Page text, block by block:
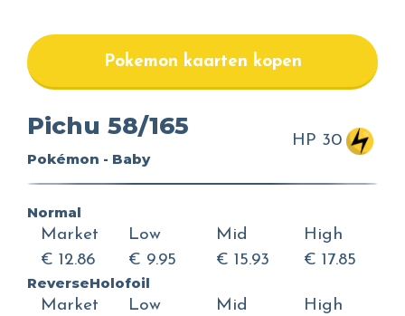
Pokemon kaarten kopen
Pichu 58/165
Pokémon - Baby
HP 30
Normal
Market
€ 12.86
Low
€ 9.95
Mid
€ 15.93
High
€ 17.85
ReverseHolofoil
Market
Low
Mid
High